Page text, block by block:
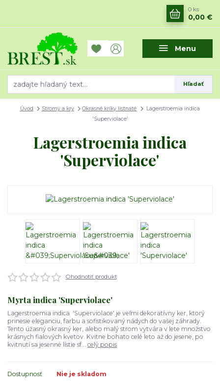
Menu
Hľadať
0 ks
0,00 €
Úvod Stromy a kry Okrasné kríky listnaté
Lagerstroemia indica
'Superviolace'
Lagerstroemia indica
'Superviolace'
Ohodnotiť produkt
Myrta indica 'Superviolace'
Lagerstroemia indica 'Superviolace' je veľmi dekoratívny ker, ktorý
prinesie eleganciu, farbu a sofistikovaný nádych do vašej záhrady.
Tento úžasný okrasný ker, alebo malý strom vytvára v lete množstvo
krásnych fialových kvetov. Kvitne bohato celé leto až do jesene, po
kvitnutí sa jesenné lístie sf... celý popis
Dostupnosť
Nie je skladom